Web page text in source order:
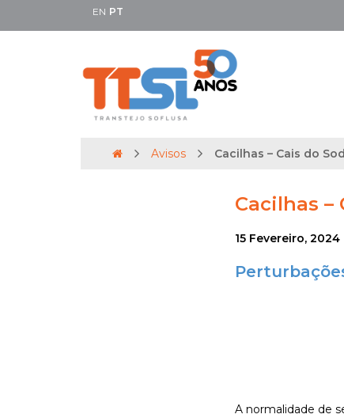
EN PT
Avisos Cacilhas – Cais do
Cacilhas –
15 Fevereiro, 2024
A normalidade de